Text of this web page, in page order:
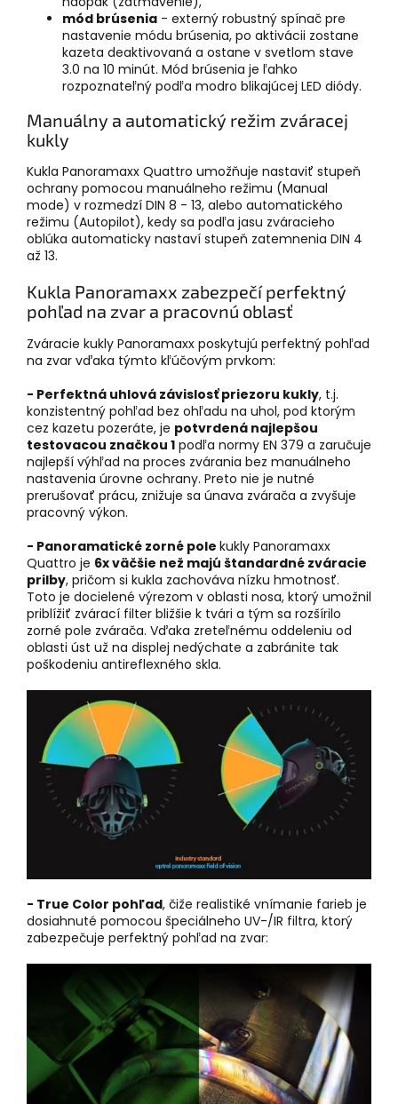
mód brúsenia - externý robustný spínač pre
nastavenie módu brúsenia, po aktivácii zostane
kazeta deaktivovaná a ostane v svetlom stave
3.0 na 10 minút. Mód brúsenia je ľahko
rozpoznateľný podľa modro blikajúcej LED diódy.
Manuálny a automatický režim zváracej
kukly
Kukla Panoramaxx Quattro umožňuje nastaviť stupeň
ochrany pomocou manuálneho režimu (Manual
mode) v rozmedzí DIN 8 - 13, alebo automatického
režimu (Autopilot), kedy sa podľa jasu zváracieho
oblúka automaticky nastaví stupeň zatemnenia DIN 4
až 13.
Kukla Panoramaxx zabezpečí perfektný
pohľad na zvar a pracovnú oblasť
Zváracie kukly Panoramaxx poskytujú perfektný pohľad
na zvar vďaka týmto kľúčovým prvkom:
- Perfektná uhlová závislosť priezoru kukly, t.j.
konzistentný pohľad bez ohľadu na uhol, pod ktorým
cez kazetu pozeráte, je potvrdená najlepšou
testovacou značkou 1 podľa normy EN 379 a zaručuje
najlepší výhľad na proces zvárania bez manuálneho
nastavenia úrovne ochrany. Preto nie je nutné
prerušovať prácu, znižuje sa únava zvárača a zvyšuje
pracovný výkon.
- Panoramatické zorné pole kukly Panoramaxx
Quattro je 6x väčšie než majú štandardné zváracie
prilby, pričom si kukla zachováva nízku hmotnosť.
Toto je docielené výrezom v oblasti nosa, ktorý umožnil
priblížiť zvárací filter bližšie k tvári a tým sa rozšírilo
zorné pole zvárača. Vďaka zreteľnému oddeleniu od
oblasti úst už na displej nedýchate a zabránite tak
poškodeniu antireflexného skla.
- True Color pohľad, čiže realistiké vnímanie farieb je
dosiahnuté pomocou špeciálneho UV-/IR filtra, ktorý
zabezpečuje perfektný pohľad na zvar: